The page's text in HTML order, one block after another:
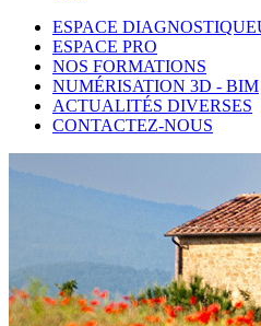
ESPACE
ESPACE PRO
NOS FORMATIONS
NUMÉRISATION 3D - BIM
ACTUALITÉS DIVERSES
CONTACTEZ-NOUS